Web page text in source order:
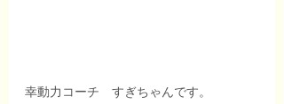
幸動力コーチ　すぎちゃんです。